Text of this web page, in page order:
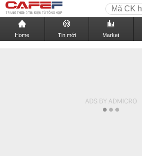
Home Tin mới Market